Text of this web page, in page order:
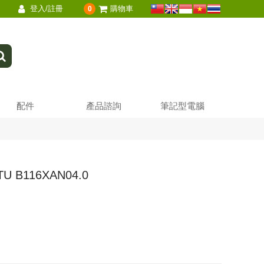
登入/註冊 0 購物車
配件 產品諮詢 筆記型電腦
B116XAN04.0